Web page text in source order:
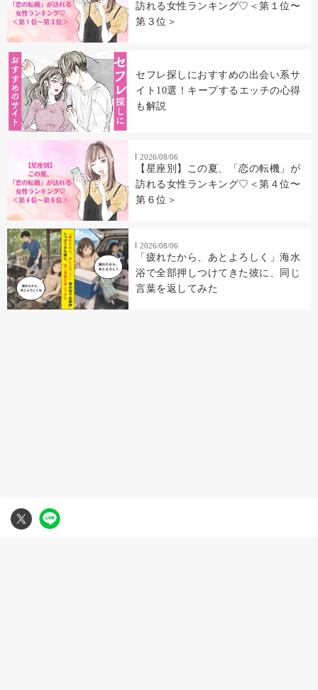
訪れる女性ランキング♡＜第１位〜
第３位＞
セフレ探しにおすすめの出会い系サ
イト10選！キープするエッチの心得
も解説
2026/08/06
【星座別】この夏、「恋の転機」が
訪れる女性ランキング♡＜第４位〜
第６位＞
2026/08/06
「疲れたから、あとよろしく」海水
浴で全部押しつけてきた彼に、同じ
言葉を返してみた